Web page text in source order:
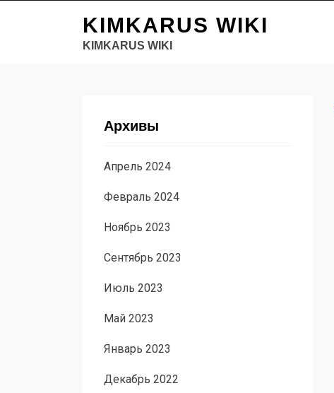
KIMKARUS WIKI
KIMKARUS WIKI
Архивы
Апрель 2024
Февраль 2024
Ноябрь 2023
Сентябрь 2023
Июль 2023
Май 2023
Январь 2023
Декабрь 2022